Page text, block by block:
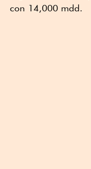
con 14,000 mdd.